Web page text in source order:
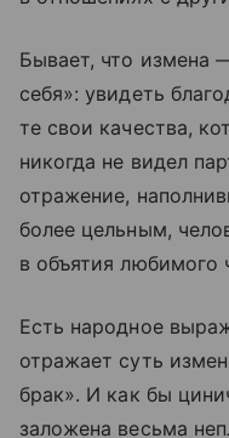
Бывает, что измена
себя»: увидеть
те свои качества,
никогда не видел
отражение,
более цельным,
в объятия любимого
Есть народное
отражает суть
брак». И как бы
заложена весьма